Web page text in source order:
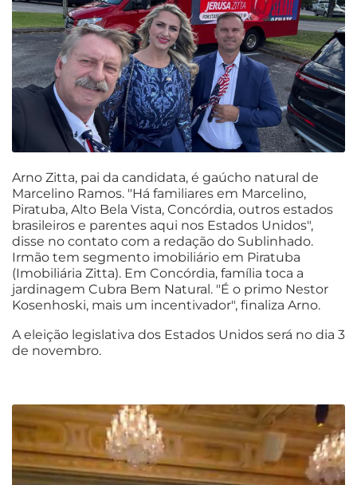
Arno Zitta, pai da candidata, é gaúcho natural de
Marcelino Ramos. "Há familiares em Marcelino,
Piratuba, Alto Bela Vista, Concórdia, outros estados
brasileiros e parentes aqui nos Estados Unidos",
disse no contato com a redação do Sublinhado.
Irmão tem segmento imobiliário em Piratuba
(Imobiliária Zitta). Em Concórdia, família toca a
jardinagem Cubra Bem Natural. "É o primo Nestor
Kosenhoski, mais um incentivador", finaliza Arno.
A eleição legislativa dos Estados Unidos será no dia 3
de novembro.